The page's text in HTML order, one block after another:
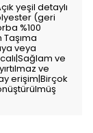
yeşil detaylı
(geri
%100
Taşıma
veya
ve
ve
erişim|Birçok